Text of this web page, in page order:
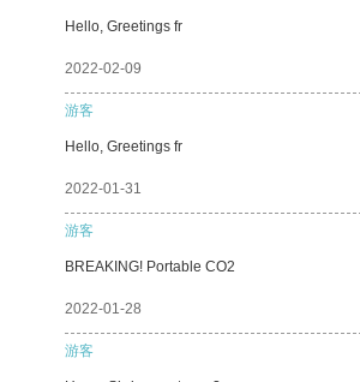
Hello, Greetings fr
2022-02-09
游客
Hello, Greetings fr
2022-01-31
游客
BREAKING! Portable CO2
2022-01-28
游客